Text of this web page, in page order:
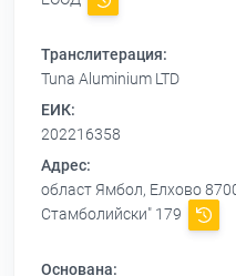
Транслитерация:
Tuna Aluminium LTD
ЕИК:
202216358
Адрес:
област Ямбол, Елхово
Стамболийски" 179
Основана: